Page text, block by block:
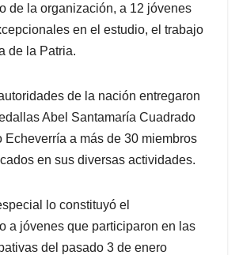
de la organización, a 12 jóvenes
en el estudio, el trabajo
de la Patria.
de la nación entregaron
Abel Santamaría Cuadrado
Echeverría a más de 30 miembros
en sus diversas actividades.
lo constituyó el
a jóvenes que participaron en las
del pasado 3 de enero